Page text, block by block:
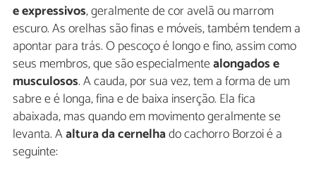
e expressivos, geralmente de cor avelã ou marrom
escuro. As orelhas são finas e móveis, também tendem a
apontar para trás. O pescoço é longo e fino, assim como
seus membros, que são especialmentealongados e
musculosos. A cauda, por sua vez, tem a forma de um
sabre e é longa, fina e de baixa inserção. Ela fica
abaixada, mas quando em movimento geralmente se
levanta. Aaltura da cernelhado cachorro Borzoi é a
seguinte: